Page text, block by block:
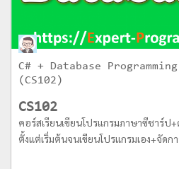
C# + Database
(CS102)
CS102
คอร์สเรียนเขียนโปรแกรมภาษาซีชาร์
ตั้งแต่เริ่มต้นจนเขียนโปรแกรมเอง+จัดก